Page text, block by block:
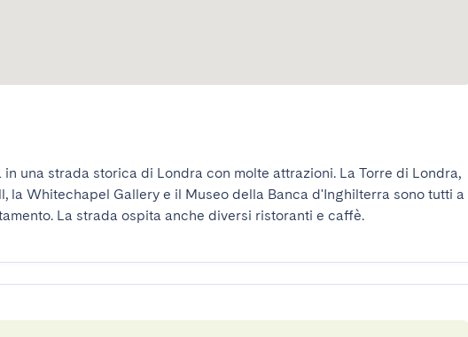
una strada storica di Londra con molte attrazioni. La Torre di Londra,
la Whitechapel Gallery e il Museo della Banca d'Inghilterra sono tutti a
La strada ospita anche diversi ristoranti e caffè.